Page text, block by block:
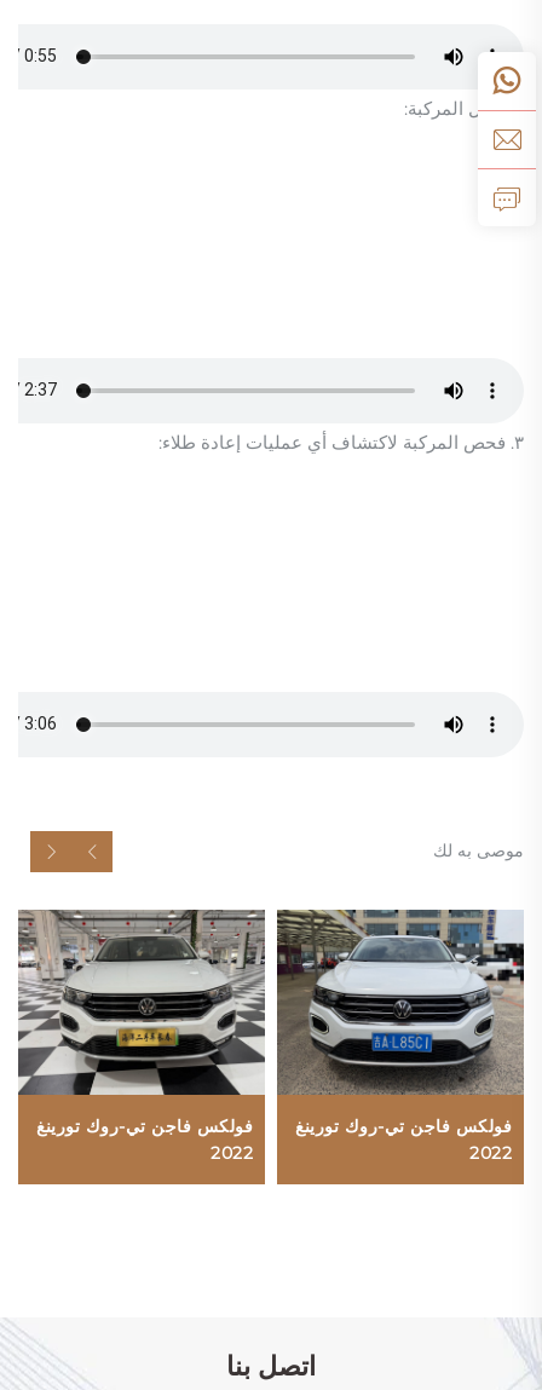
٢. داخل المركبة:
٣. فحص المركبة لاكتشاف أي عمليات إعادة طلاء:
موصى به لك
فولكس فاجن تي-روك تورينغ
2022
فولكس فاجن تي-روك تورينغ
2022
اتصل بنا